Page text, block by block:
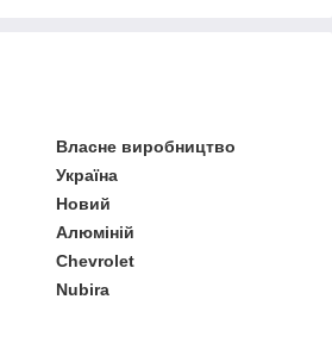
Власне виробництво
Україна
Новий
Алюміній
Chevrolet
Nubira